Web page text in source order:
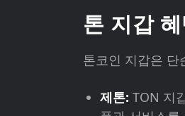
톤 지갑
톤코인 지갑은
제톤: TON 지